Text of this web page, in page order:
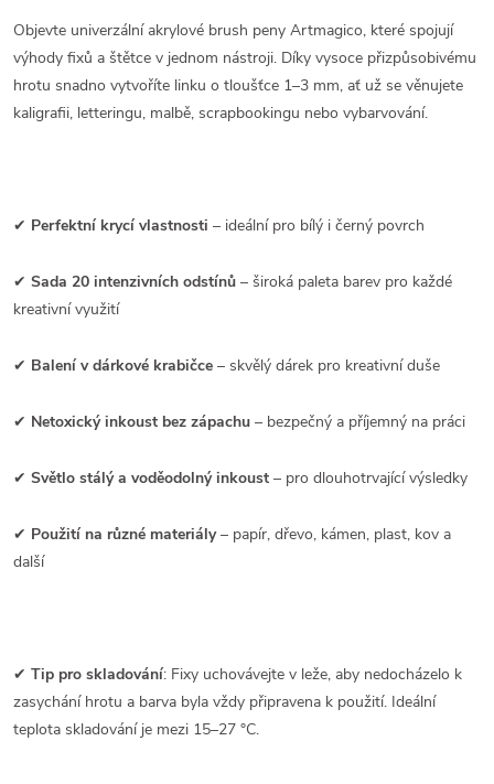
Objevte univerzální akrylové brush peny Artmagico, které spojují
výhody fixů a štětce v jednom nástroji. Díky vysoce přizpůsobivému
hrotu snadno vytvoříte linku o tloušťce 1–3 mm, ať už se věnujete
kaligrafii, letteringu, malbě, scrapbookingu nebo vybarvování.
✔ Perfektní krycí vlastnosti – ideální pro bílý i černý povrch
✔ Sada 20 intenzivních odstínů – široká paleta barev pro každé
kreativní využití
✔ Balení v dárkové krabičce – skvělý dárek pro kreativní duše
✔ Netoxický inkoust bez zápachu – bezpečný a příjemný na práci
✔ Světlo stálý a voděodolný inkoust – pro dlouhotrvající výsledky
✔ Použití na různé materiály– papír, dřevo, kámen, plast, kov a
další
✔ Tip pro skladování: Fixy uchovávejte v leže, aby nedocházelo k
zasychání hrotu a barva byla vždy připravena k použití. Ideální
teplota skladování je mezi 15–27 °C.